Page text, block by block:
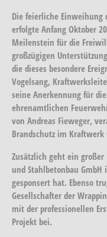
Die feierliche Einweihung
erfolgte Anfang Oktober
Meilenstein für die
großzügigen
die dieses besondere
Vogelsang,
seine Anerkennung für
ehrenamtlichen
von Andreas Fieweger,
Brandschutz im Kraftwerk
Zusätzlich geht ein großer
und Stahlbetonbau
gesponsert hat. Ebenso
Gesellschafter der
mit der professionellen
Projekt bei.